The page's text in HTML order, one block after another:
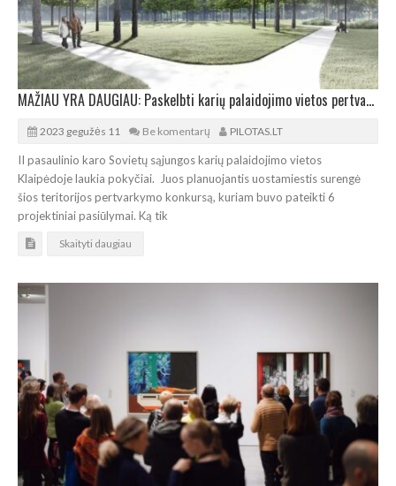
MAŽIAU YRA DAUGIAU: Paskelbti karių palaidojimo vietos pertvarkymo Klaipėdoje konkurso lyderiai
2023 gegužės 11 Be komentarų PILOTAS.LT
II pasaulinio karo Sovietų sąjungos karių palaidojimo vietos
Klaipėdoje laukia pokyčiai. Juos planuojantis uostamiestis surengė
šios teritorijos pertvarkymo konkursą, kuriam buvo pateikti 6
projektiniai pasiūlymai. Ką tik
Skaityti daugiau